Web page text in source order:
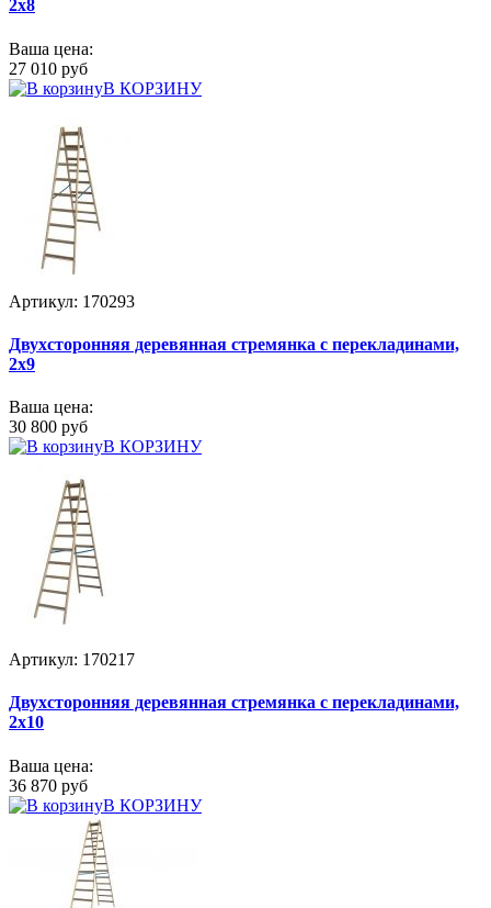
2x8
Ваша цена:
27 010 руб
В КОРЗИНУ
Артикул: 170293
Двухсторонняя деревянная стремянка с перекладинами,
2x9
Ваша цена:
30 800 руб
В КОРЗИНУ
Артикул: 170217
Двухсторонняя деревянная стремянка с перекладинами,
2x10
Ваша цена:
36 870 руб
В КОРЗИНУ